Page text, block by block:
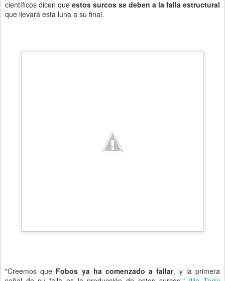
científicos dicen que estos surcos se deben a la falla estructural
que llevará esta luna a su final.
"Creemos que Fobos ya ha comenzado a fallar, y la primera